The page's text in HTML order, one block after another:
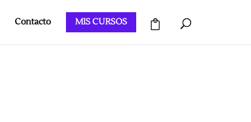
Contacto MIS CURSOS